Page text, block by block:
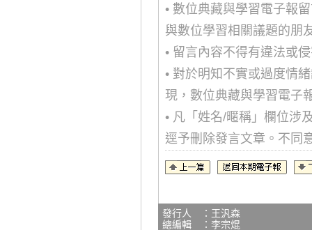
• 數位典藏與學習電子報
與數位學習相關議題的朋
• 留言內容不得有違法或
• 對於明知不實或過度情
現，數位典藏與學習電子
• 凡「姓名/暱稱」欄位涉
逕予刪除發言文章。不同
發行人 ：王汎森
總編輯 ：李宗焜